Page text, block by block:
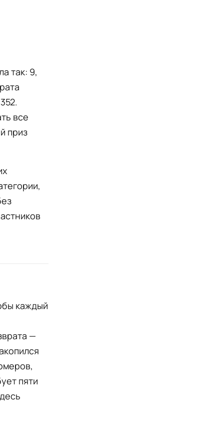
так: 9,
все
приз
каждый
—
пяти